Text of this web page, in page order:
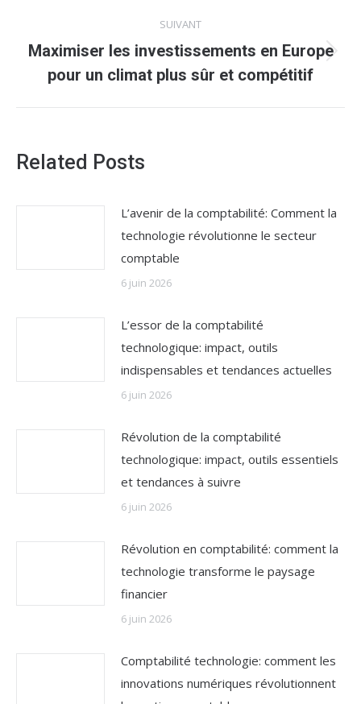
SUIVANT
Article
suivant
:
Maximiser les investissements en Europe
pour un climat plus sûr et compétitif
Related Posts
L’avenir de la comptabilité: Comment la
technologie révolutionne le secteur
comptable
6 juin 2026
L’essor de la comptabilité
technologique: impact, outils
indispensables et tendances actuelles
6 juin 2026
Révolution de la comptabilité
technologique: impact, outils essentiels
et tendances à suivre
6 juin 2026
Révolution en comptabilité: comment la
technologie transforme le paysage
financier
6 juin 2026
Comptabilité technologie: comment les
innovations numériques révolutionnent